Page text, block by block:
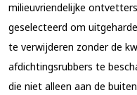
milieuvriendelijke
geselecteerd om
te verwijderen zonder de
afdichtingsrubbers te
die niet alleen aan de